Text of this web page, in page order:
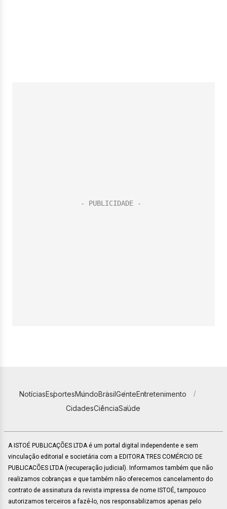
NotíciasEsportesMundoBrasilGenteEntretenimento
CidadesCiênciaSaúde
A ISTOÉ PUBLICAÇÕES LTDA é um portal digital independente e sem
vinculação editorial e societária com a EDITORA TRES COMÉRCIO DE
PUBLICACÕES LTDA (recuperação judicial). Informamos também que não
realizamos cobranças e que também não oferecemos cancelamento do
contrato de assinatura da revista impressa de nome ISTOÉ, tampouco
autorizamos terceiros a fazê-lo, nos responsabilizamos apenas pelo